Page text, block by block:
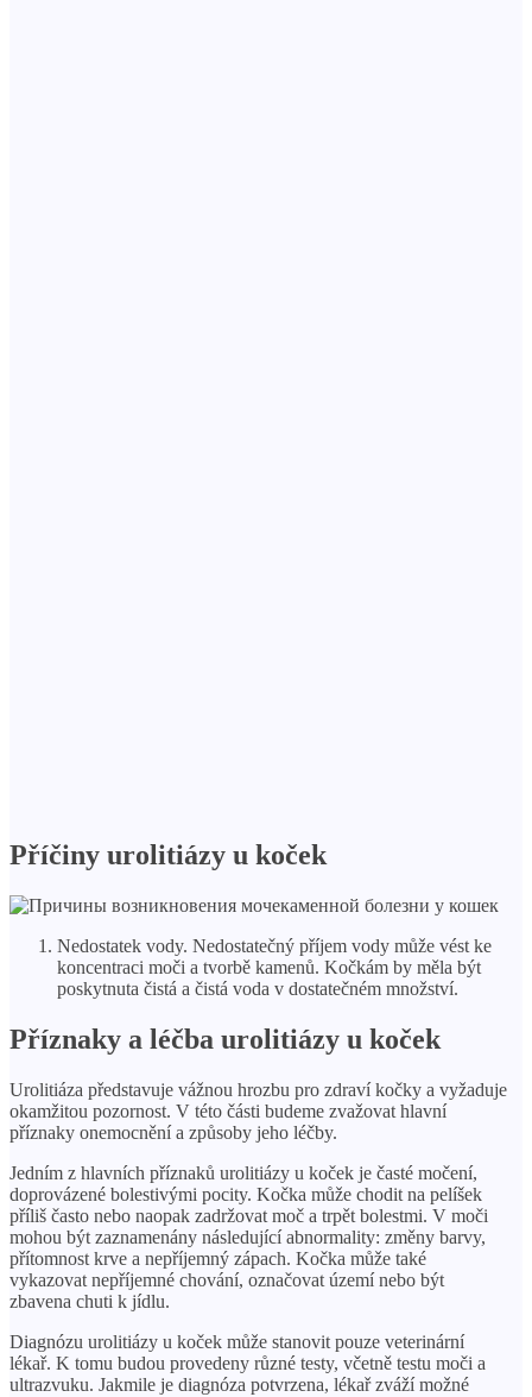
Příčiny urolitiázy u koček
Nedostatek vody. Nedostatečný příjem vody může vést ke
koncentraci moči a tvorbě kamenů. Kočkám by měla být
poskytnuta čistá a čistá voda v dostatečném množství.
Příznaky a léčba urolitiázy u koček
Urolitiáza představuje vážnou hrozbu pro zdraví kočky a vyžaduje
okamžitou pozornost. V této části budeme zvažovat hlavní
příznaky onemocnění a způsoby jeho léčby.
Jedním z hlavních příznaků urolitiázy u koček je časté močení,
doprovázené bolestivými pocity. Kočka může chodit na pelíšek
příliš často nebo naopak zadržovat moč a trpět bolestmi. V moči
mohou být zaznamenány následující abnormality: změny barvy,
přítomnost krve a nepříjemný zápach. Kočka může také
vykazovat nepříjemné chování, označovat území nebo být
zbavena chuti k jídlu.
Diagnózu urolitiázy u koček může stanovit pouze veterinární
lékař. K tomu budou provedeny různé testy, včetně testu moči a
ultrazvuku. Jakmile je diagnóza potvrzena, lékař zváží možné